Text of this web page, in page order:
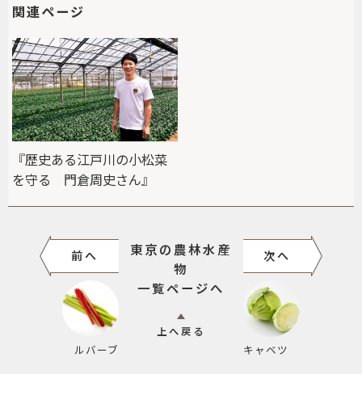
関連ページ
『歴史ある江戸川の小松菜
を守る 門倉周史さん』
前へ
ルバーブ
東京の農林水産
物
一覧ページへ
上へ戻る
次へ
キャベツ